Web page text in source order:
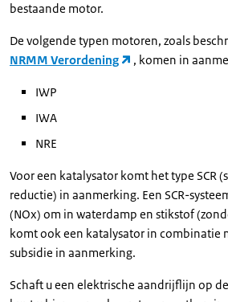
bestaande motor.
De volgende typen motoren, zoals
NRMM Verordening
, komen in
IWP
IWA
NRE
Voor een katalysator komt het type SCR
reductie) in aanmerking. Een SCR-
(NOx) om in waterdamp en stikstof
komt ook een katalysator in combinatie
subsidie in aanmerking.
Schaft u een elektrische aandrijflijn op